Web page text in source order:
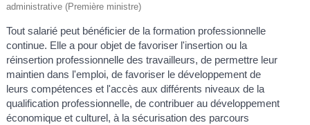
administrative (Première ministre)
Tout salarié peut bénéficier de la formation professionnelle
continue. Elle a pour objet de favoriser l'insertion ou la
réinsertion professionnelle des travailleurs, de permettre leur
maintien dans l'emploi, de favoriser le développement de
leurs compétences et l'accès aux différents niveaux de la
qualification professionnelle, de contribuer au développement
économique et culturel, à la sécurisation des parcours